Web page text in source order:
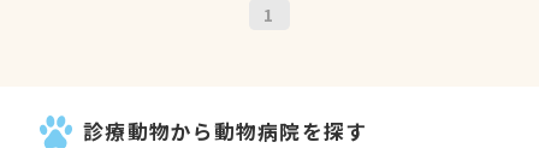
1
診療動物から動物病院を探す